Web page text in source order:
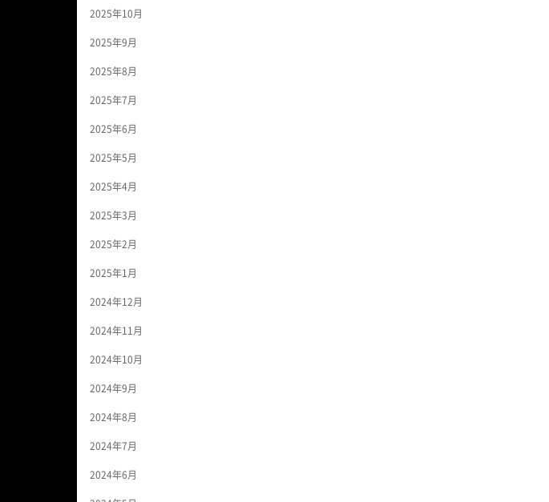
2025年10月
2025年9月
2025年8月
2025年7月
2025年6月
2025年5月
2025年4月
2025年3月
2025年2月
2025年1月
2024年12月
2024年11月
2024年10月
2024年9月
2024年8月
2024年7月
2024年6月